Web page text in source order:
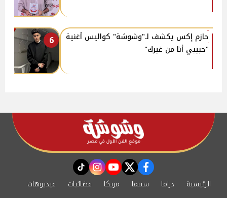
6
حازم إكس يكشف لـ"وشوشة" كواليس أغنية
"حبيبي أنا من غيرك"
facebook
twitter
youtube
instagram
tiktok
الرئيسية دراما سينما مزيكا فضائيات
فيديوهات